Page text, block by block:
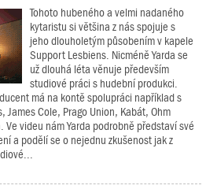
Tohoto hubeného a velmi nadaného
kytaristu si většina z nás spojuje s
jeho dlouholetým působením v kapele
Support Lesbiens. Nicméně Yarda se
už dlouhá léta věnuje především
studiové práci s hudební produkci.
má na kontě spolupráci například s
James Cole, Prago Union, Kabát, Ohm
Ve videu nám Yarda podrobně představí své
a podělí se o nejednu zkušenost jak z